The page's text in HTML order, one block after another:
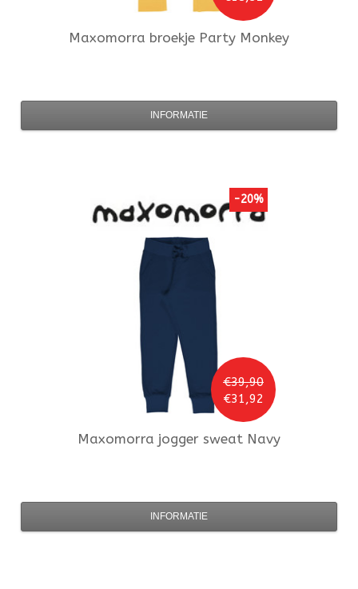
Maxomorra broekje Party Monkey
INFORMATIE
€39,90
€31,92
-20%
Maxomorra jogger sweat Navy
INFORMATIE